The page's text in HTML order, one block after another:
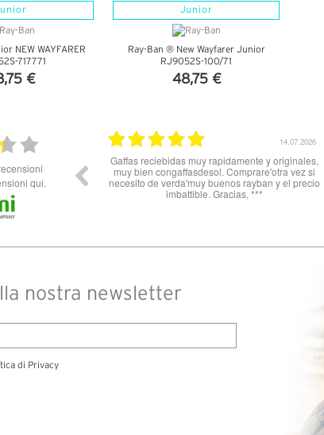
NEW WAYFARER
717771
€
Junior
Ray-Ban ® New Wayfarer Junior
RJ9052S-100/71
48,75 €
qui.
31.03.2026
Buon prodotto, tutto ok
nostra newsletter
di Privacy